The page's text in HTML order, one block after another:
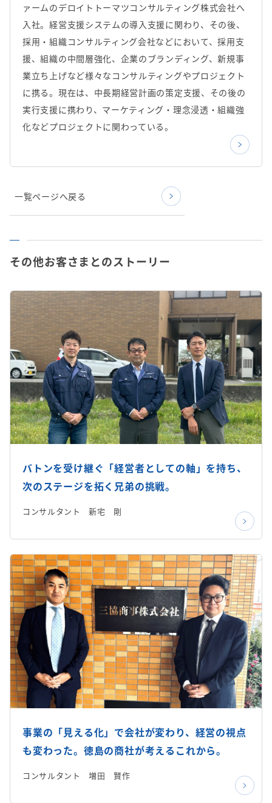
ァームのデロイトトーマツコンサルティング株式会社へ
入社。経営支援システムの導入支援に関わり、その後、
採用・組織コンサルティング会社などにおいて、採用支
援、組織の中間層強化、企業のブランディング、新規事
業立ち上げなど様々なコンサルティングやプロジェクト
に携る。現在は、中長期経営計画の策定支援、その後の
実行支援に携わり、マーケティング・理念浸透・組織強
化などプロジェクトに関わっている。
一覧ページへ戻る
その他お客さまとのストーリー
バトンを受け継ぐ「経営者としての軸」を持ち、
次のステージを拓く兄弟の挑戦。
コンサルタント 新宅 剛
事業の「見える化」で会社が変わり、経営の視点
も変わった。徳島の商社が考えるこれから。
コンサルタント 増田 賢作